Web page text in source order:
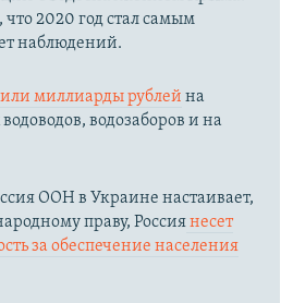
2020 год стал самым
наблюдений.​
миллиарды рублей на
водозаборов и на
ООН в Украине настаивает,
праву, Россиянесет
за обеспечение населения